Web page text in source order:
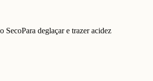
SecoPara deglaçar e trazer acidez